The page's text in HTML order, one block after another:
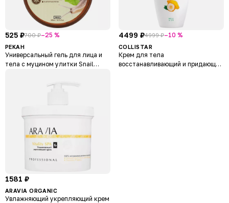
525 ₽700 ₽–25 %
PEKAH
Универсальный гель для лица и
тела с муцином улитки Snail
4499 ₽4999 ₽–10 %
COLLISTAR
Крем для тела
восстанавливающий и придающий
1581 ₽
ARAVIA ORGANIC
Увлажняющий укрепляющий крем